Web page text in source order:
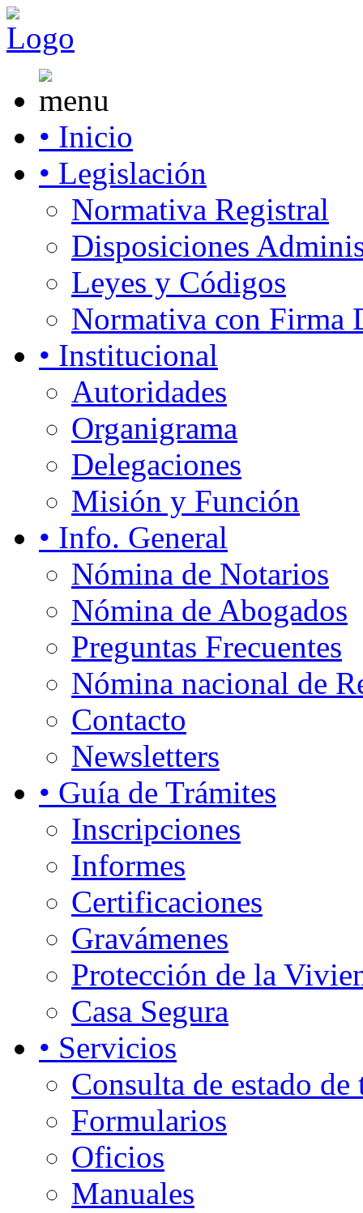
• Inicio
• Legislación
Normativa Registral
Disposiciones
Leyes y Códigos
Normativa con Firma
• Institucional
Autoridades
Organigrama
Delegaciones
Misión y Función
• Info. General
Nómina de Notarios
Nómina de Abogados
Preguntas Frecuentes
Nómina nacional de
Contacto
Newsletters
• Guía de Trámites
Inscripciones
Informes
Certificaciones
Gravámenes
Protección de la
Casa Segura
• Servicios
Consulta de estado de
Formularios
Oficios
Manuales